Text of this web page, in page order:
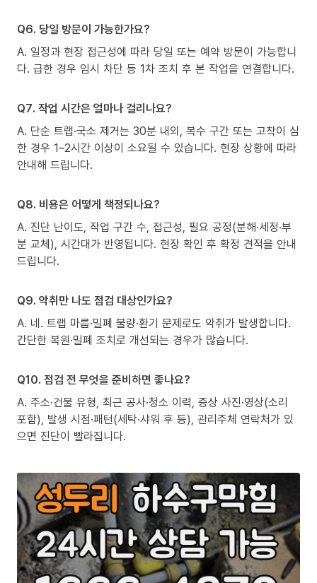
Q6. 당일 방문이 가능한가요?
A. 일정과 현장 접근성에 따라 당일 또는 예약 방문이 가능합니
다. 급한 경우 임시 차단 등 1차 조치 후 본 작업을 연결합니다.
Q7. 작업 시간은 얼마나 걸리나요?
A. 단순 트랩·국소 제거는 30분 내외, 복수 구간 또는 고착이 심
한 경우 1–2시간 이상이 소요될 수 있습니다. 현장 상황에 따라
안내해 드립니다.
Q8. 비용은 어떻게 책정되나요?
A. 진단 난이도, 작업 구간 수, 접근성, 필요 공정(분해·세정·부
분 교체), 시간대가 반영됩니다. 현장 확인 후 확정 견적을 안내
드립니다.
Q9. 악취만 나도 점검 대상인가요?
A. 네. 트랩 마름·밀폐 불량·환기 문제로도 악취가 발생합니다.
간단한 복원·밀폐 조치로 개선되는 경우가 많습니다.
Q10. 점검 전 무엇을 준비하면 좋나요?
A. 주소·건물 유형, 최근 공사·청소 이력, 증상 사진·영상(소리
포함), 발생 시점·패턴(세탁·샤워 후 등), 관리주체 연락처가 있
으면 진단이 빨라집니다.